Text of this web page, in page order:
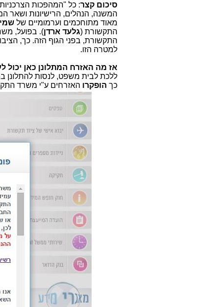
סיכום קצר: כל "המהפכות
המשנה, הנהלים, הרישיונות
מאוד מתוחכמים וערמומיים של
התקשורת (גלעד ארדן). בפועל,
התקשורת, בפני הגוף הזה. כך,
למטרה הזו.
אז מה האזרח המתלונן כאן יכול
ללכת לבית משפט, לנסות להתלונן
כך הופקרו האזרחים ע"י משרד